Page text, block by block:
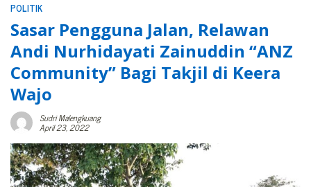
POLITIK
Sasar Pengguna Jalan, Relawan
Andi Nurhidayati Zainuddin “ANZ
Community” Bagi Takjil di Keera
Wajo
Sudri Malengkuang
April 23, 2022